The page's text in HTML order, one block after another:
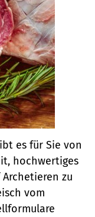
es für Sie von
hochwertiges
zu
vom